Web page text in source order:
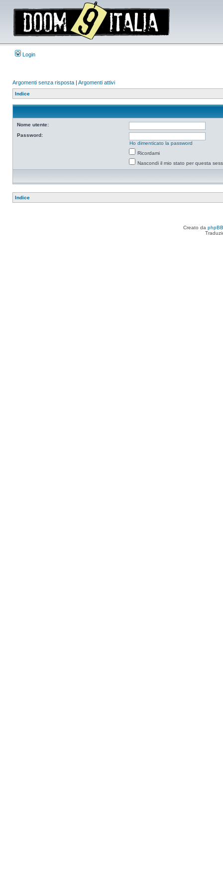
Login
Argomenti senza risposta | Argomenti attivi
Indice
Nome utente:
Password:
Ho dimenticato la password
Ricordami
Nascondi il mio stato per questa
Indice
Creato da phpBB